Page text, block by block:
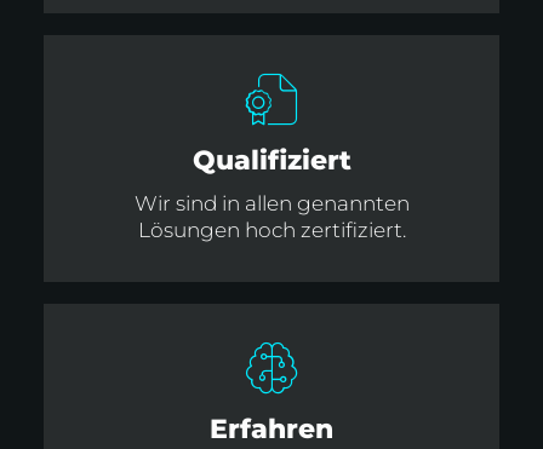
Qualifiziert
Wir sind in allen genannten
Lösungen hoch zertifiziert.
Erfahren